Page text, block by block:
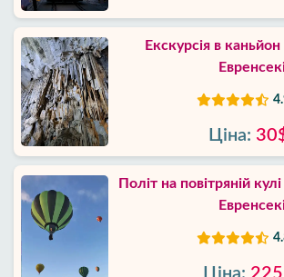
Екскурсія в
Ціна:
Політ на повітряній
Ціна: